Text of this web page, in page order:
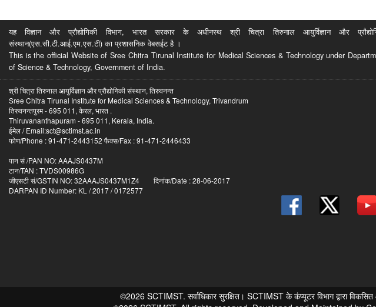
यह विज्ञान और प्रौद्योगिकी विभाग, भारत सरकार के अधीनस्थ श्री चित्रा तिरुनाल आयुर्विज्ञान और
संस्थान(एस.सी.टी.आई.एम.एस.टी) का प्रशासनिक वेबसईट है ।
This is the official Website of Sree Chitra Tirunal Institute for Medical Sciences & Technology under
of Science & Technology, Government of India.
श्री चित्रा तिरुनाल आयुर्विज्ञान और प्रौद्योगिकी संस्थान, तिरुवनन्त
Sree Chitra Tirunal Institute for Medical Sciences & Technology, Trivandrum
तिरुवनन्तपुरम - 695 011, केरल, भारत .
Thiruvananthapuram - 695 011, Kerala, India.
ईमेल / Email:sct@sctimst.ac.in
फोण/Phone : 91-471-2443152 फैक्स/Fax : 91-471-2446433
पान सं /PAN NO: AAAJS0437M
टान/TAN : TVDS00986G
जीएसटी सं/GSTIN NO: 32AAAJS0437M1Z4 दिनांक/Date : 28-06-2017
DARPAN ID Number: KL / 2017 / 0172577
©2026 SCTIMST. सर्वाधिकार सुरक्षित। SCTIMST के कंप्यूटर विभाग द्वारा